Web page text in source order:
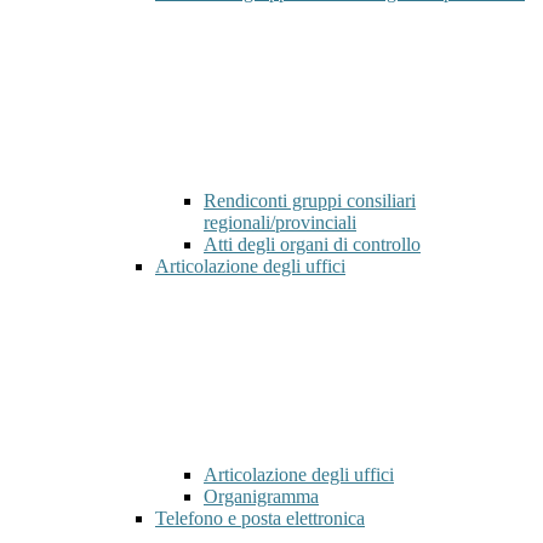
Rendiconti gruppi consiliari
regionali/provinciali
Atti degli organi di controllo
Articolazione degli uffici
Articolazione degli uffici
Organigramma
Telefono e posta elettronica